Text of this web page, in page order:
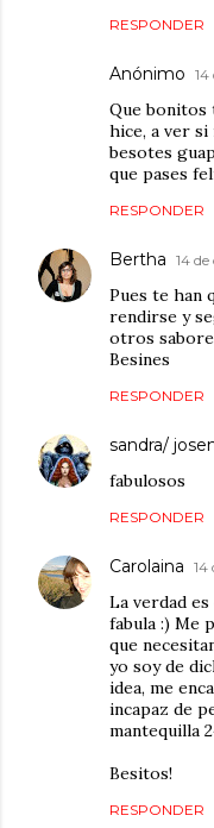
RESPONDER
Anónimo 14
Que bonitos
hice, a ver
besotes
que pases
RESPONDER
Bertha 14 de
Pues te han
rendirse y
otros
Besines
RESPONDER
sandra/
fabulosos
RESPONDER
Carolaina 14
La verdad
fabula :) Me
que
yo soy de
idea, me
incapaz de
mantequilla
Besitos!
RESPONDER